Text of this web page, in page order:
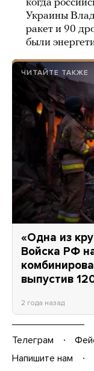
когда
Украины
ракет и 90
были
ЧИТАЙТЕ ТАКЖЕ
«Одна из
Войска РФ
выпустив
2 года назад
Телеграм
Напишите нам